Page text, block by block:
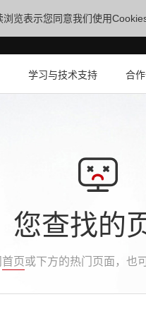
览表示您同意我们使用
学习与技术支持 合
您查找的
首页或下方的热门页面，也